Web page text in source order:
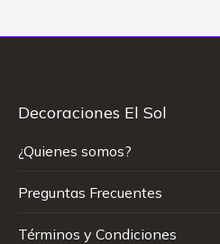
Decoraciones El Sol
¿Quienes somos?
Preguntas Frecuentes
Términos y Condiciones